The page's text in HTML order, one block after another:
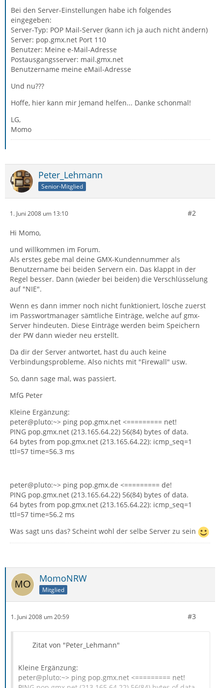
Bei den Server-Einstellungen habe ich folgendes
eingegeben:
Server-Typ: POP Mail-Server (kann ich ja auch nicht ändern)
Server: pop.gmx.net Port 110
Benutzer: Meine e-Mail-Adresse
Postausgangsserver: mail.gmx.net
Benutzername meine eMail-Adresse
Und nu???
Hoffe, hier kann mir Jemand helfen... Danke schonmal!
LG,
Momo
Peter_Lehmann
Senior-Mitglied
1. Juni 2008 um 13:10 #2
Hi Momo,
und willkommen im Forum.
Als erstes gebe mal deine GMX-Kundennummer als
Benutzername bei beiden Servern ein. Das klappt in der
Regel besser. Dann (wieder bei beiden) die Verschlüsselung
auf "NIE".
Wenn es dann immer noch nicht funktioniert, lösche zuerst
im Passwortmanager sämtliche Einträge, welche auf gmx-
Server hindeuten. Diese Einträge werden beim Speichern
der PW dann wieder neu erstellt.
Da dir der Server antwortet, hast du auch keine
Verbindungsprobleme. Also nichts mit "Firewall" usw.
So, dann sage mal, was passiert.
MfG Peter
Kleine Ergänzung:
peter@pluto:~> ping pop.gmx.net <========= net!
PING pop.gmx.net (213.165.64.22) 56(84) bytes of data.
64 bytes from pop.gmx.net (213.165.64.22): icmp_seq=1
ttl=57 time=56.3 ms
peter@pluto:~> ping pop.gmx.de <========= de!
PING pop.gmx.net (213.165.64.22) 56(84) bytes of data.
64 bytes from pop.gmx.net (213.165.64.22): icmp_seq=1
ttl=57 time=56.2 ms
Was sagt uns das? Scheint wohl der selbe Server zu sein
MomoNRW
Mitglied
1. Juni 2008 um 20:59 #3
Zitat von "Peter_Lehmann"
Kleine Ergänzung:
peter@pluto:~> ping pop.gmx.net <========= net!